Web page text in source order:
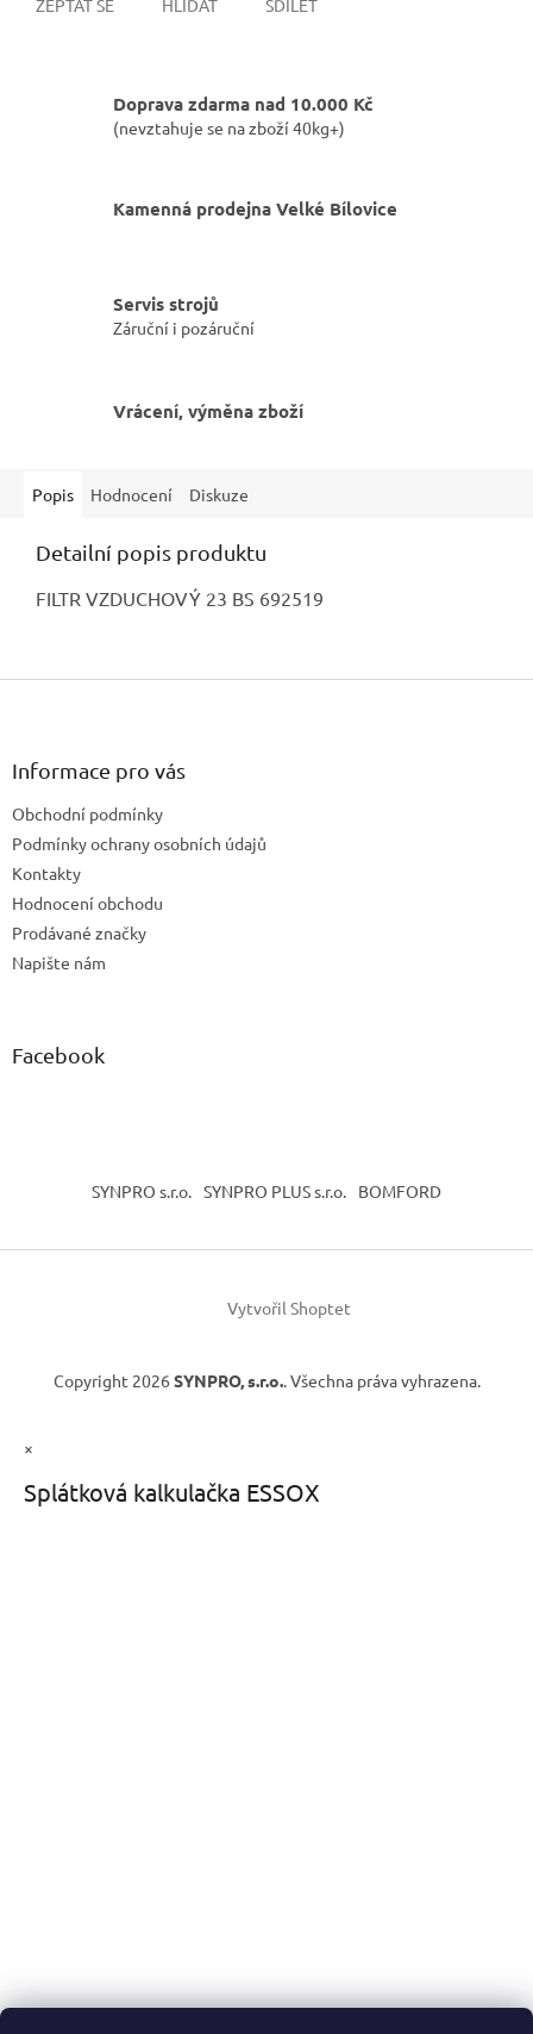
ZEPTAT SE HLÍDAT SDÍLET
Doprava zdarma nad 10.000 Kč
(nevztahuje se na zboží 40kg+)
Kamenná prodejna Velké Bílovice
Servis strojů
Záruční i pozáruční
Vrácení, výměna zboží
Popis Hodnocení Diskuze
Detailní popis produktu
FILTR VZDUCHOVÝ 23 BS 692519
Z
Informace pro vás
Obchodní podmínky
Podmínky ochrany osobních údajů
Kontakty
Hodnocení obchodu
Prodávané značky
Napište nám
Facebook
SYNPRO s.r.o. SYNPRO PLUS s.r.o. BOMFORD
Vytvořil Shoptet
Copyright 2026 SYNPRO, s.r.o.. Všechna práva vyhrazena.
×
Splátková kalkulačka ESSOX